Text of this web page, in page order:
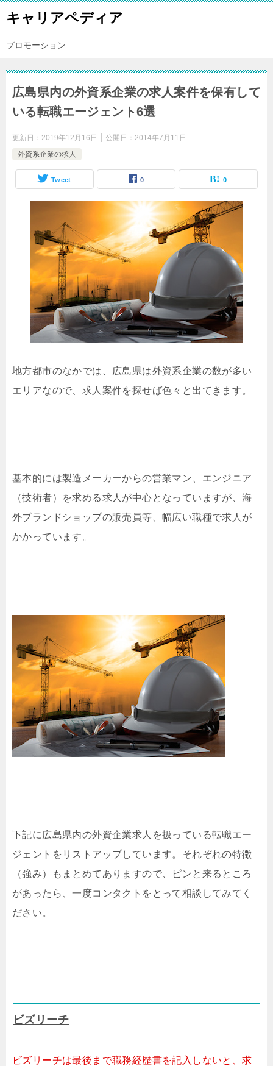
キャリアペディア
プロモーション
広島県内の外資系企業の求人案件を保有して
いる転職エージェント6選
更新日： 2019年12月16日 公開日： 2014年7月11日
外資系企業の求人
Tweet 0 0
地方都市のなかでは、広島県は外資系企業の数が多い
エリアなので、求人案件を探せば色々と出てきます。
基本的には製造メーカーからの営業マン、エンジニア
（技術者）を求める求人が中心となっていますが、海
外ブランドショップの販売員等、幅広い職種で求人が
かかっています。
下記に広島県内の外資企業求人を扱っている転職エー
ジェントをリストアップしています。それぞれの特徴
（強み）もまとめてありますので、ピンと来るところ
があったら、一度コンタクトをとって相談してみてく
ださい。
ビズリーチ
ビズリーチは最後まで職務経歴書を記入しないと、求